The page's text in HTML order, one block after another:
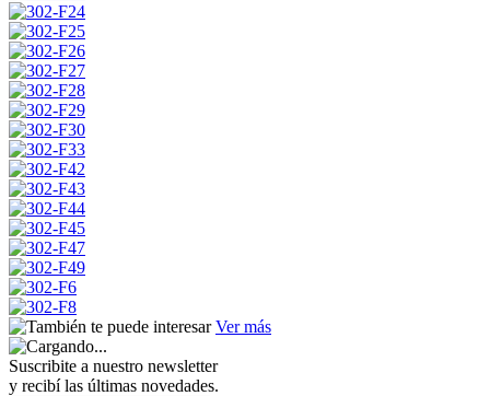
Ver más
Suscribite a nuestro newsletter
y recibí las últimas novedades.